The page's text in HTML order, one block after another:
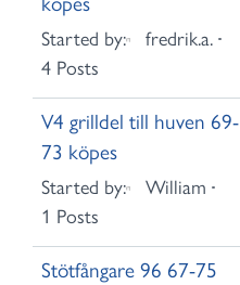
Started by:
fredrik.a.
4 Posts
V4 grilldel till huven 69-
73 köpes
Started by:
William
1 Posts
Stötfångare 96 67-75